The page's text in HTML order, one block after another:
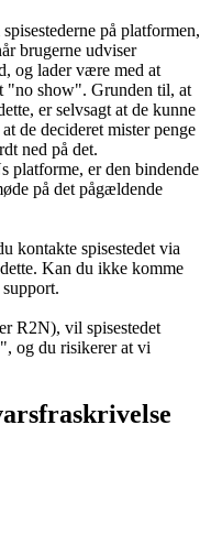
på platformen,
brugerne udviser
og lader være med at
"no show". Grunden til, at
er selvsagt at de kunne
de decideret mister penge
ned på det.
platforme, er den bindende
på det pågældende
kontakte spisestedet via
Kan du ikke komme
R2N), vil spisestedet
og du risikerer at vi